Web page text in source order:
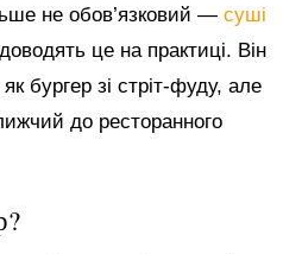
не обов’язковий — суші
це на практиці. Він
бургер зі стріт-фуду, але
до ресторанного